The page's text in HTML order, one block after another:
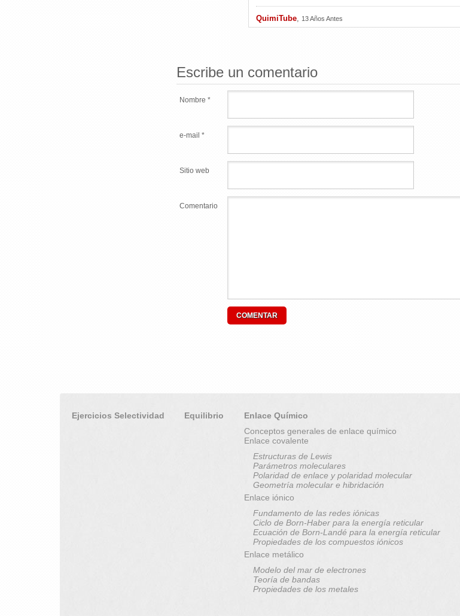
QuimiTube, 13 Años Antes
Escribe un comentario
Nombre *
e-mail *
Sitio web
Comentario
Ejercicios Selectividad Equilibrio
Enlace Químico
Conceptos generales de enlace químico
Enlace covalente
Estructuras de Lewis
Parámetros moleculares
Polaridad de enlace y polaridad molecular
Geometría molecular e hibridación
Enlace iónico
Fundamento de las redes iónicas
Ciclo de Born-Haber para la energía reticular
Ecuación de Born-Landé para la energía reticular
Propiedades de los compuestos iónicos
Enlace metálico
Modelo del mar de electrones
Teoría de bandas
Propiedades de los metales